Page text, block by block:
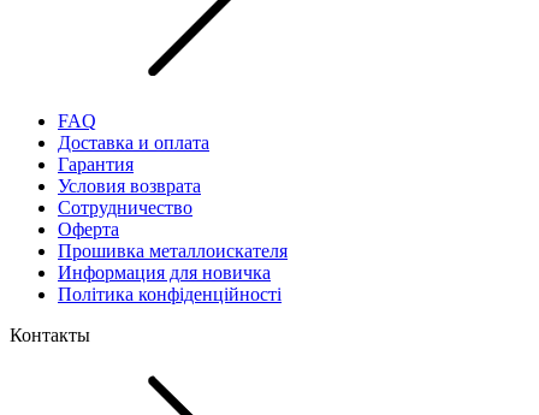
FAQ
Доставка и оплата
Гарантия
Условия возврата
Сотрудничество
Оферта
Прошивка металлоискателя
Информация для новичка
Політика конфіденційності
Контакты